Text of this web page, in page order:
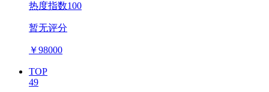
热度指数100
暂无评分
￥98000
TOP
49